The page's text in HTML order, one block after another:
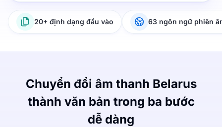
20+ định dạng đầu vào 63 ngôn ngữ phiên
Chuyển đổi âm thanh Belarus
thành văn bản trong ba bước
dễ dàng